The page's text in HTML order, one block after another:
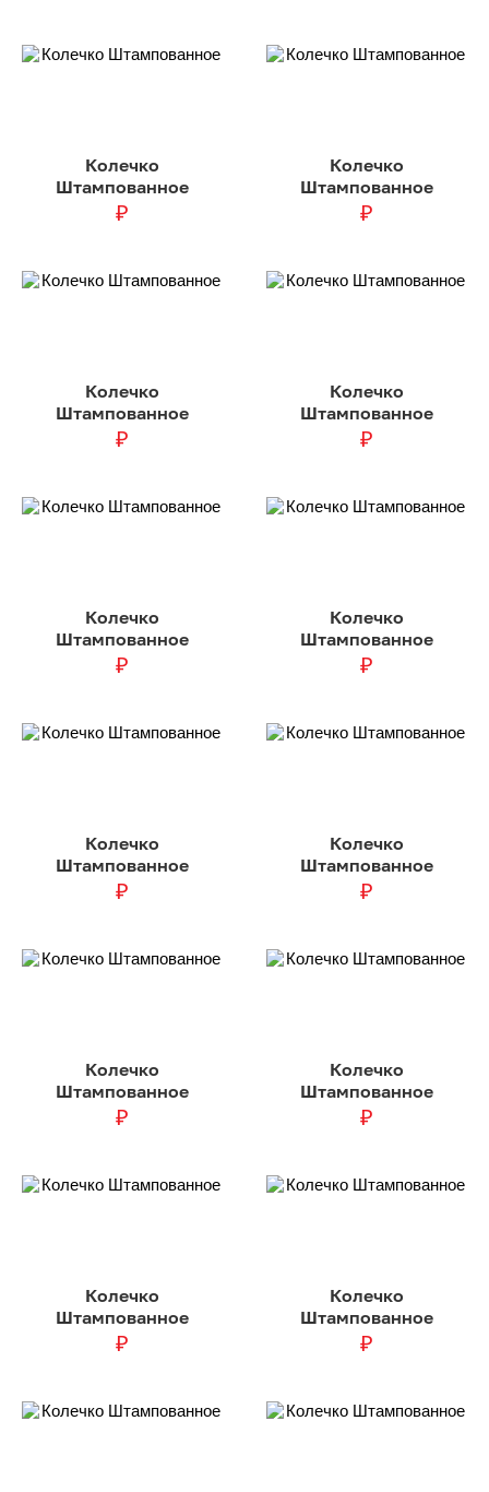
Колечко
Штампованное
₽
Колечко
Штампованное
₽
Колечко
Штампованное
₽
Колечко
Штампованное
₽
Колечко
Штампованное
₽
Колечко
Штампованное
₽
Колечко
Штампованное
₽
Колечко
Штампованное
₽
Колечко
Штампованное
₽
Колечко
Штампованное
₽
Колечко
Штампованное
₽
Колечко
Штампованное
₽